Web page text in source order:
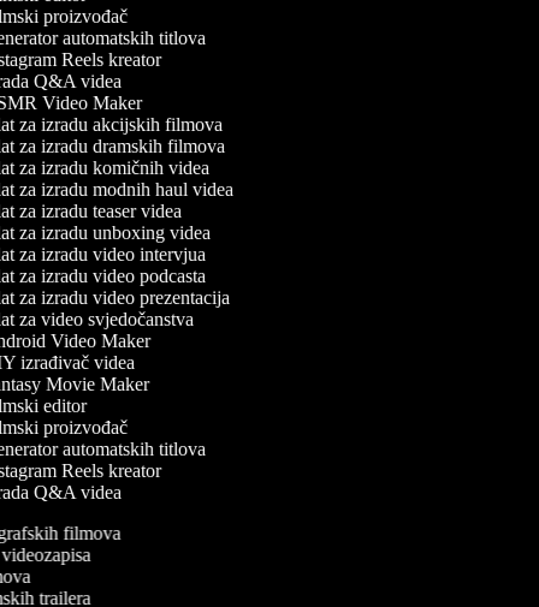
proizvođač
automatskih titlova
Reels kreator
Q&A videa
Video Maker
za izradu akcijskih filmova
za izradu dramskih filmova
za izradu komičnih videa
za izradu modnih haul videa
za izradu teaser videa
za izradu unboxing videa
za izradu video intervjua
za izradu video podcasta
za izradu video prezentacija
za video svjedočanstva
Video Maker
izrađivač videa
Movie Maker
editor
proizvođač
automatskih titlova
Reels kreator
Q&A videa
filmova
videozapisa
trailera